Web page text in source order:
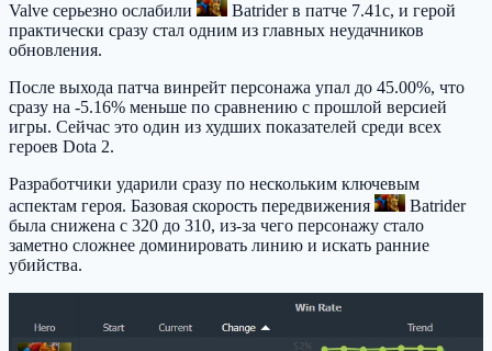
Valve серьезно ослабили Batriderв патче 7.41c, и герой
практически сразу стал одним из главных неудачников
обновления.
После выхода патча винрейт персонажа упал до 45.00%, что
сразу на -5.16% меньше по сравнению с прошлой версией
игры. Сейчас это один из худших показателей среди всех
героев Dota 2.
Разработчики ударили сразу по нескольким ключевым
аспектам героя. Базовая скорость передвижения
Batrider
была снижена с 320 до 310, из-за чего персонажу стало
заметно сложнее доминировать линию и искать ранние
убийства.